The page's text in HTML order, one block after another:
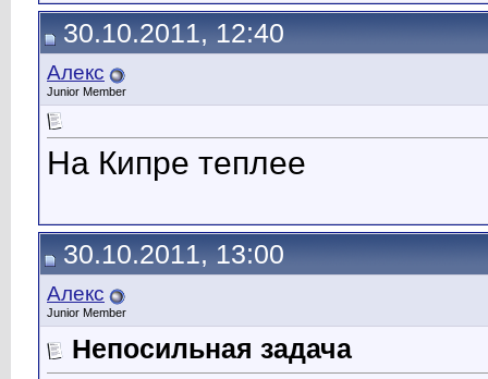
30.10.2011, 12:40
Алекс
Junior Member
На Кипре теплее
30.10.2011, 13:00
Алекс
Junior Member
Непосильная задача